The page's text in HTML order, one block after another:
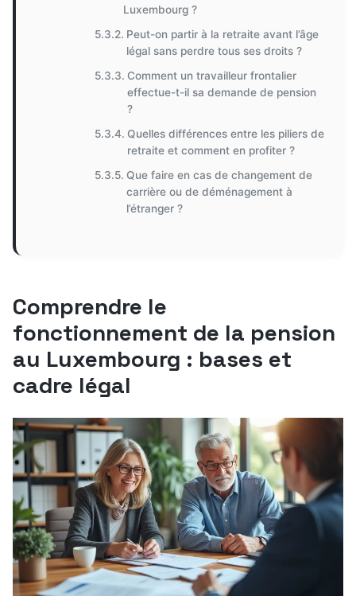
Luxembourg ?
Peut-on partir à la retraite avant l’âge
légal sans perdre tous ses droits ?
Comment un travailleur frontalier
effectue-t-il sa demande de pension
?
Quelles différences entre les piliers de
retraite et comment en profiter ?
Que faire en cas de changement de
carrière ou de déménagement à
l’étranger ?
Comprendre le
fonctionnement de la pension
au Luxembourg : bases et
cadre légal